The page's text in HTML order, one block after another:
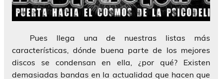
Pues llega una de nuestras listas más
características, dónde buena parte de los mejores
discos se condensan en ella, ¿por qué? Existen
demasiadas bandas en la actualidad que hacen que